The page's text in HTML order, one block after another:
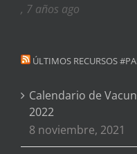
, 7 años ago
ÚLTIMOS RECURSOS
Calendario de
2022
8 noviembre, 2021